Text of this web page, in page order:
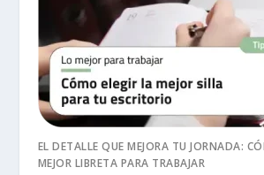
EL DETALLE QUE MEJORA TU JORNADA:
MEJOR LIBRETA PARA TRABAJAR